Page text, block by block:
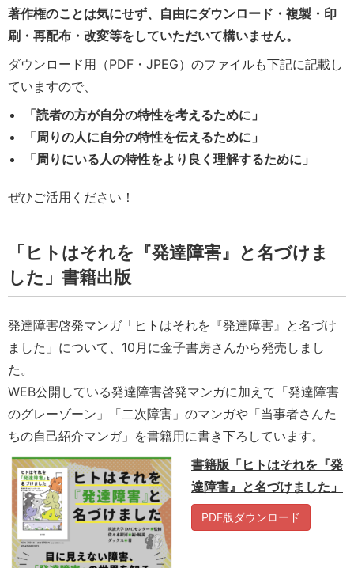
著作権のことは気にせず、自由にダウンロード・複製・印
刷・再配布・改変等をしていただいて構いません。
ダウンロード用（PDF・JPEG）のファイルも下記に記載し
ていますので、
「読者の方が自分の特性を考えるために」
「周りの人に自分の特性を伝えるために」
「周りにいる人の特性をより良く理解するために」
ぜひご活用ください！
「ヒトはそれを『発達障害』と名づけま
した」書籍出版
発達障害啓発マンガ「ヒトはそれを『発達障害』と名づけ
ました」について、10月に金子書房さんから発売しまし
た。
WEB公開している発達障害啓発マンガに加えて「発達障害
のグレーゾーン」「二次障害」のマンガや「当事者さんた
ちの自己紹介マンガ」を書籍用に書き下ろしています。
書籍版「ヒトはそれを『発
達障害』と名づけました」
PDF版ダウンロード